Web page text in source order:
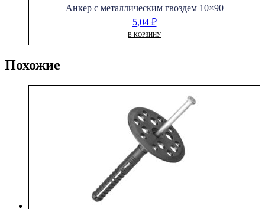
Анкер с металлическим гвоздем 10×90
5,04 ₽
В КОРЗИНУ
Похожие